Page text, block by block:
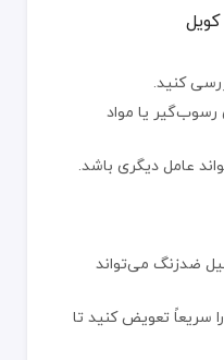
کنید.
یا مواد
عامل دیگری باشد.
ضدزنگ می‌تواند
تعویض کنید تا